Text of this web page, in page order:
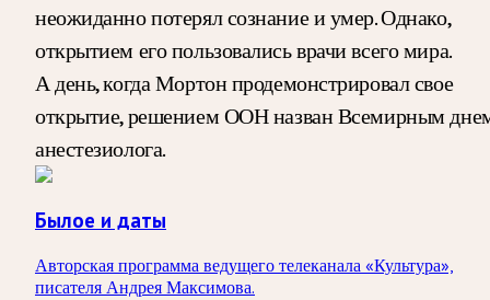
неожиданно потерял сознание и умер. Однако,
открытием его пользовались врачи всего мира.
А день, когда Мортон продемонстрировал свое
открытие, решением ООН назван Всемирным
анестезиолога.
Былое и даты
Авторская программа ведущего телеканала «Культура»,
писателя Андрея Максимова.